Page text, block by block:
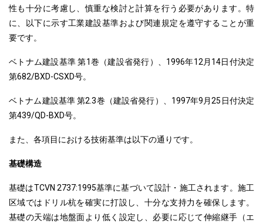
性も十分に考慮し、慎重な検討と計算を行う必要があります。特
に、以下に示す工業建設基準および関連規定を遵守することが重
要です。
ベトナム建設基準 第1巻（建設省発行）、1996年12月14日付決定
第682/BXD-CSXD号。
ベトナム建設基準 第2.3巻（建設省発行）、1997年9月25日付決定
第439/QD-BXD号。
また、各項目における技術基準は以下の通りです。
基礎構造
基礎はTCVN 2737:1995基準に基づいて設計・施工されます。施工
区域ではドリル杭を確実に打設し、十分な支持力を確保します。
基礎の天端は地盤面より低く設定し、必要に応じて伸縮継手（エ